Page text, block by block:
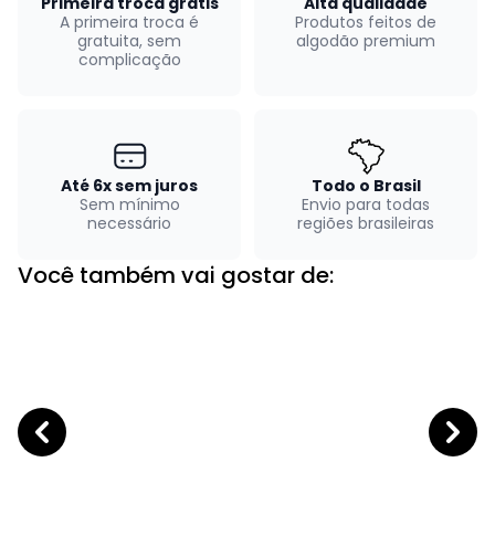
A primeira troca é
gratuita, sem
complicação
Produtos feitos de
algodão premium
Até 6x sem juros
Sem mínimo
necessário
Todo o Brasil
Envio para todas
regiões brasileiras
Você também vai gostar de: